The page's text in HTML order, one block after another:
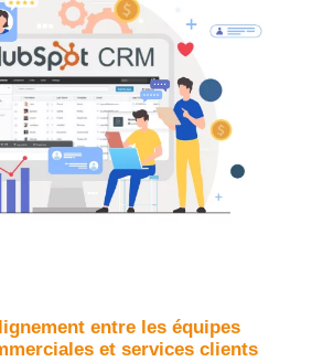
entre les équipes
et services clients